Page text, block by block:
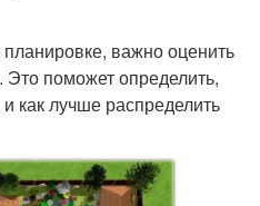
важно оценить
Это поможет определить,
как лучше распределить